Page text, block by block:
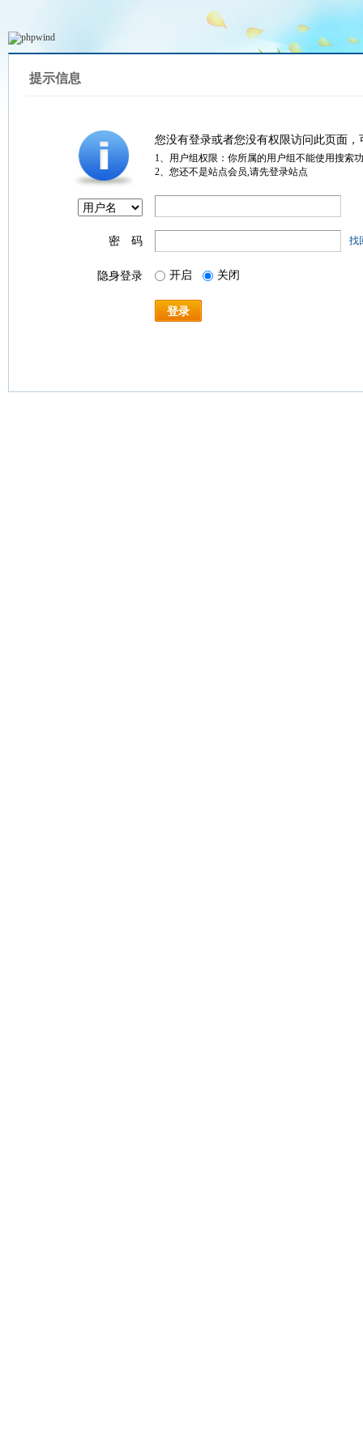
提示信息
您没有登录或者您没有权限访问此页面
1、用户组权限：你所属的用户组不能使用搜索
2、您还不是站点会员,请先登录站点
密 码 找
隐身登录 开启 关闭
登录